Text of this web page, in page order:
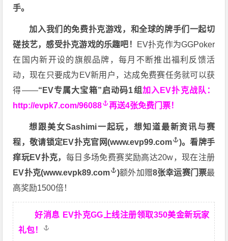
手。
加入我们的免费扑克游戏，和全球的牌手们一起切
磋技艺，感受扑克游戏的乐趣吧！
EV扑克作为GGPoker
在国内新开设的旗舰品牌，每月不断推出福利反馈活
动，现在只要成为EV新用户，达成免费赛任务就可以获
得——“EV专属大宝箱”启动码1组 加入EV扑克战队：
http://evpk7.com/96088
再送4张免费门票！
想跟美女Sashimi一起玩，想知道最新资讯与赛
程，敬请锁定EV扑克官网(www.evp99.com )。看牌手
痒玩EV扑克， 每日多场免费赛奖励高达20w，现在注册
EV扑克(www.evpk89.com )额外加赠8张幸运赛门票最
高奖励1500倍！
好消息 EV扑克GG上线注册领取350美金新玩家
礼包！